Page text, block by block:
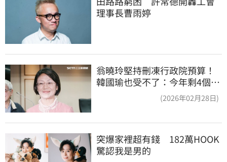
理事長曹雨婷
翁曉玲堅持刪凍行政院預算！
韓國瑜也受不了：今年剩4個月
(2026年02月28日)
突爆家裡超有錢　182萬HOOK
驚認我是男的